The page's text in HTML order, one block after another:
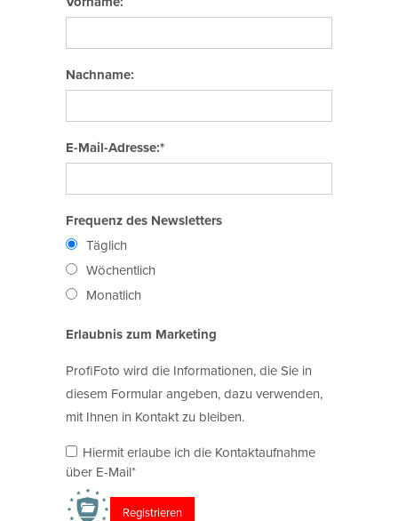
Nachname:
E-Mail-Adresse:*
Frequenz des Newsletters
Täglich
Wöchentlich
Monatlich
Erlaubnis zum Marketing
ProfiFoto wird die Informationen, die Sie in
diesem Formular angeben, dazu verwenden,
mit Ihnen in Kontakt zu bleiben.
Hiermit erlaube ich die Kontaktaufnahme
über E-Mail*